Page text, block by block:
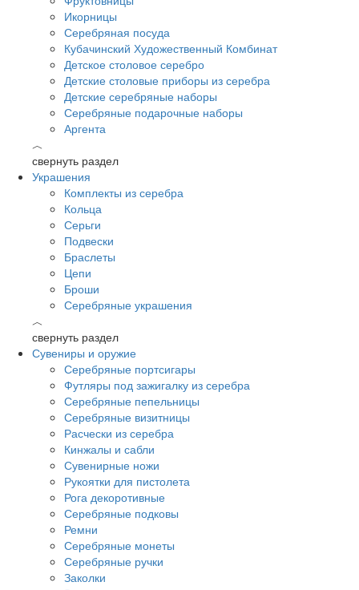
Икорницы
Серебряная посуда
Кубачинский Художественный Комбинат
Детское столовое серебро
Детские столовые приборы из серебра
Детские серебряные наборы
Серебряные подарочные наборы
Аргента
︿
свернуть раздел
Украшения
Комплекты из серебра
Кольца
Серьги
Подвески
Браслеты
Цепи
Броши
Серебряные украшения
︿
свернуть раздел
Сувениры и оружие
Серебряные портсигары
Футляры под зажигалку из серебра
Серебряные пепельницы
Серебряные визитницы
Расчески из серебра
Кинжалы и сабли
Сувенирные ножи
Рукоятки для пистолета
Рога декоротивные
Серебряные подковы
Ремни
Серебряные монеты
Серебряные ручки
Заколки